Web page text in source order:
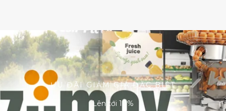
ƯU ĐÃI GIẢM GIÁ ĐẶC BIỆT
Lên tới 10%